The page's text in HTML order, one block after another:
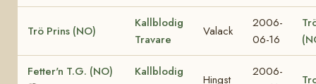
Trö Prins (NO)
Kallblodig
Travare
Valack
2006-
06-16
Fetter'n T.G. (NO)
Kallblodig
Hingst
2006-